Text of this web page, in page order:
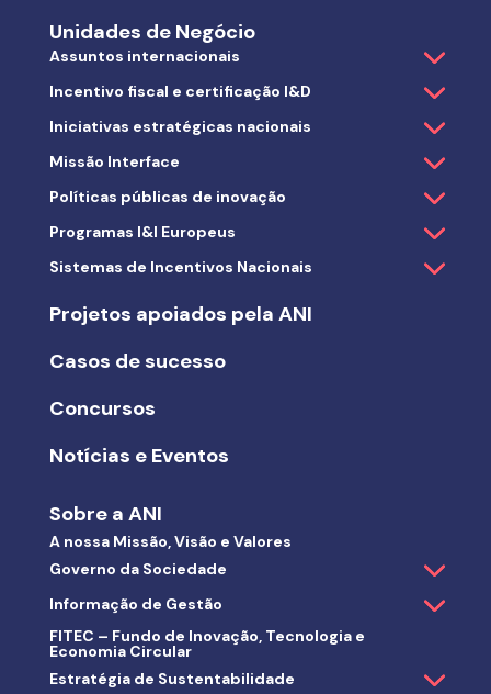
Unidades de Negócio
Assuntos internacionais
Incentivo fiscal e certificação I&D
Iniciativas estratégicas nacionais
Missão Interface
Políticas públicas de inovação
Programas I&I Europeus
Sistemas de Incentivos Nacionais
Projetos apoiados pela ANI
Casos de sucesso
Concursos
Notícias e Eventos
Sobre a ANI
A nossa Missão, Visão e Valores
Governo da Sociedade
Informação de Gestão
FITEC – Fundo de Inovação, Tecnologia e
Economia Circular
Estratégia de Sustentabilidade